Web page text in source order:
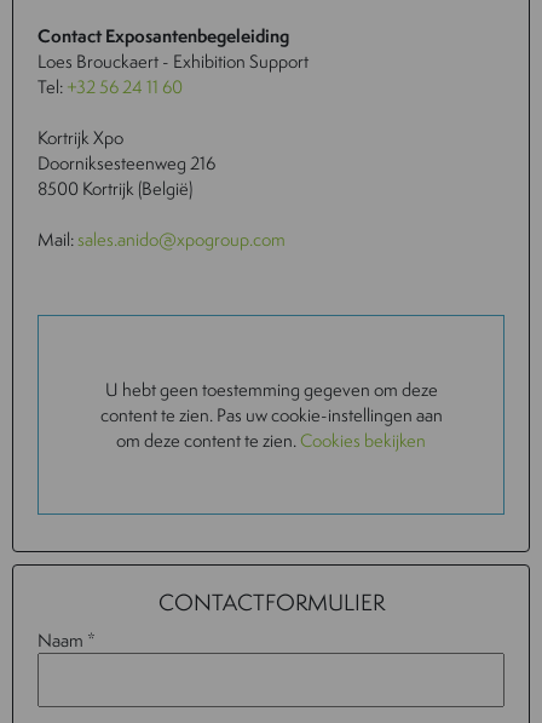
Contact Exposantenbegeleiding
Loes Brouckaert - Exhibition Support
Tel:+32 56 24 11 60
Kortrijk Xpo
Doorniksesteenweg 216
8500 Kortrijk (België)
Mail:sales.anido@xpogroup.com
U hebt geen toestemming gegeven om deze
content te zien. Pas uw cookie-instellingen aan
om deze content te zien.Cookies bekijken
CONTACTFORMULIER
Naam *